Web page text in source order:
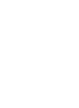
lifeatmvb/
company/mvbbooks
@mvbbooks